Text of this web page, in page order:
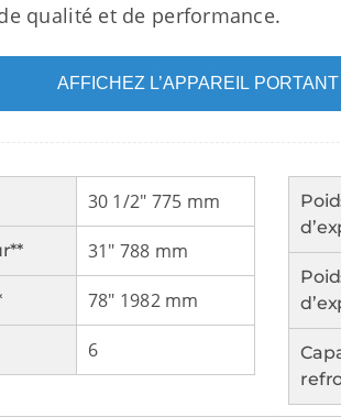
qualité et de performance.
AFFICHEZ L’APPAREIL
30 1/2″ 775 mm
31″ 788 mm
78″ 1982 mm
6